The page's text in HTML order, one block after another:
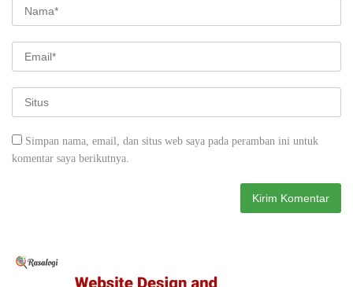
Simpan nama, email, dan situs web saya pada peramban ini untuk
komentar saya berikutnya.